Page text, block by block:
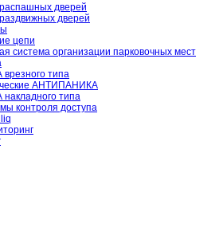
дверей
дверей
цепи
система организации парковочных мест
типа
АНТИПАНИКА
типа
контроля доступа